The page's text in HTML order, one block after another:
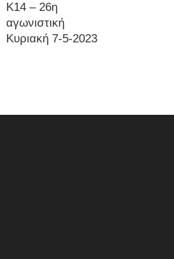
Κ14 – 26η
αγωνιστική
Κυριακή 7-5-2023